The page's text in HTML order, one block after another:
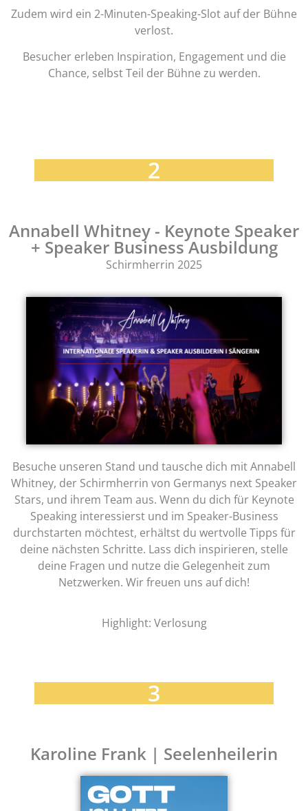
Zudem wird ein 2-Minuten-Speaking-Slot auf der Bühne
verlost.
Besucher erleben Inspiration, Engagement und die
Chance, selbst Teil der Bühne zu werden.
2
Annabell Whitney - Keynote Speaker
+ Speaker Business Ausbildung
Schirmherrin 2025
Besuche unseren Stand und tausche dich mit Annabell
Whitney, der Schirmherrin von Germanys next Speaker
Stars, und ihrem Team aus. Wenn du dich für Keynote
Speaking interessierst und im Speaker-Business
durchstarten möchtest, erhältst du wertvolle Tipps für
deine nächsten Schritte. Lass dich inspirieren, stelle
deine Fragen und nutze die Gelegenheit zum
Netzwerken. Wir freuen uns auf dich!
Highlight: Verlosung
3
Karoline Frank | Seelenheilerin